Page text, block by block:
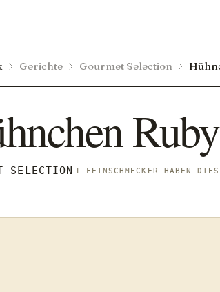
Gerichte Gourmet Selection
Ruby
SELECTION 1 FEINSCHMECKER HABEN